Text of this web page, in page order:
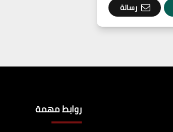
رسالة
روابط مهمة